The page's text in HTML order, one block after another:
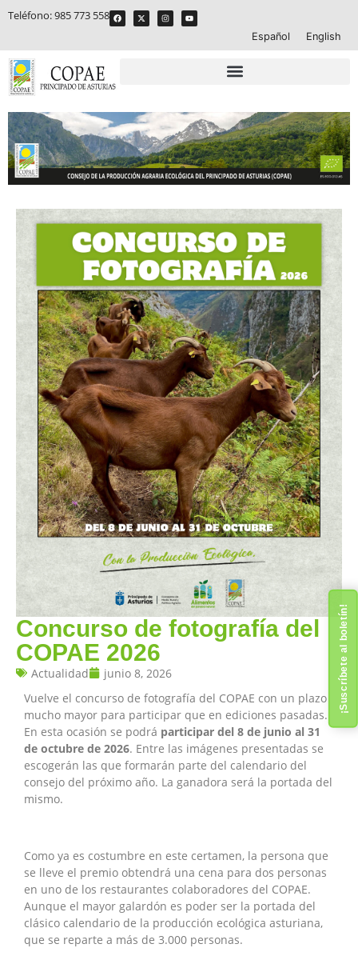
Teléfono:985 773 558
Español English
Concurso de fotografía del
COPAE 2026
Actualidad
junio 8, 2026
Vuelve el concurso de fotografía del COPAE con un plazo
mucho mayor para participar que en ediciones pasadas.
En esta ocasión se podrá participar del 8 de junio al 31
de octubre de 2026. Entre las imágenes presentadas se
escogerán las que formarán parte del calendario del
consejo del próximo año. La ganadora será la portada del
mismo.
Como ya es costumbre en este certamen, la persona que
se lleve el premio obtendrá una cena para dos personas
en uno de los restaurantes colaboradores del COPAE.
Aunque el mayor galardón es poder ser la portada del
clásico calendario de la producción ecológica asturiana,
que se reparte a más de 3.000 personas.
¡Suscríbete al boletín!